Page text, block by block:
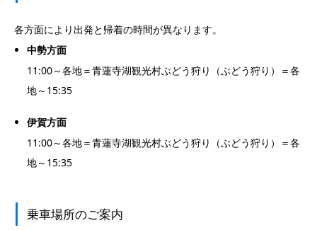
各方面により出発と帰着の時間が異なります。
中勢方面
11:00～各地＝青蓮寺湖観光村ぶどう狩り（ぶどう狩り）＝各
地～15:35
伊賀方面
11:00～各地＝青蓮寺湖観光村ぶどう狩り（ぶどう狩り）＝各
地～15:35
乗車場所のご案内